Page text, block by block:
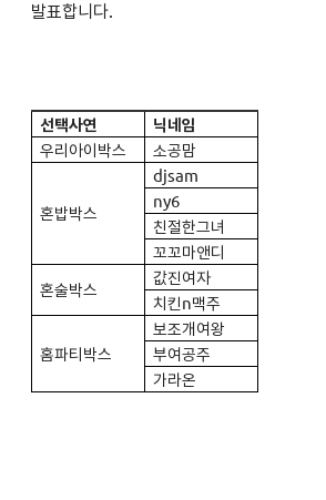
발표합니다.
선택사연
닉네임
우리아이박스
소공맘
혼밥박스
djsam
ny6
친절한그녀
꼬꼬마앤디
혼술박스
값진여자
치킨n맥주
홈파티박스
보조개여왕
부여공주
가라온